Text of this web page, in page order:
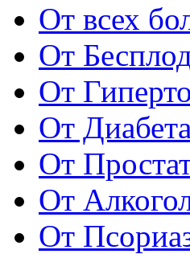
От всех
От
От
От Диабета
От
От
От